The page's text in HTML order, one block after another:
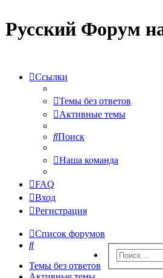
Русский Форум
Ссылки
Темы без ответов
Активные темы
Поиск
Наша команда
FAQ
Вход
Регистрация
Список форумов
Поиск
Темы без ответов